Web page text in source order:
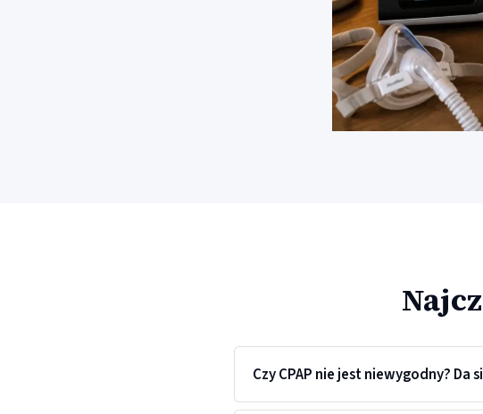
Czy CPAP nie jest niewygodny? Da